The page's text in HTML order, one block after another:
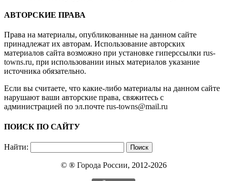
АВТОРСКИЕ ПРАВА
Права на материалы, опубликованные на данном сайте
принадлежат их авторам. Использование авторских
материалов сайта возможно при установке гиперссылки rus-
towns.ru, при использовании иных материалов указание
источника обязательно.
Если вы считаете, что какие-либо материалы на данном сайте
нарушают ваши авторские права, свяжитесь с
администрацией по эл.почте rus-towns@mail.ru
ПОИСК ПО САЙТУ
Найти:
© ® Города России, 2012-2026